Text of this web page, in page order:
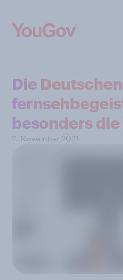
Die
besonders
2. November 2021